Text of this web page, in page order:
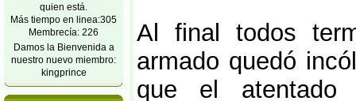
quien está.
Más tiempo en linea:305
Membrecía: 226
Damos la Bienvenida a
nuestro nuevo miembro:
kingprince
Al final todos
armado quedó
que el